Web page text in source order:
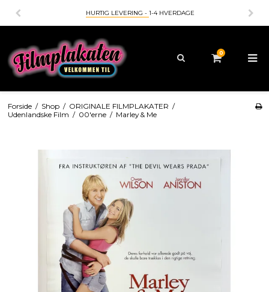
HURTIG LEVERING - 1-4 HVERDAGE
0
Forside / Shop / ORIGINALE FILMPLAKATER /
Udenlandske Film / 00'erne / Marley & Me